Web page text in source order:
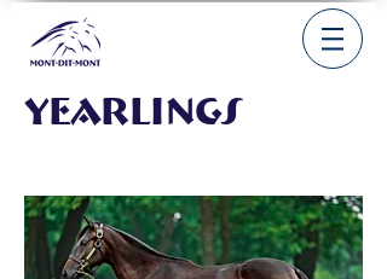
Yearlings